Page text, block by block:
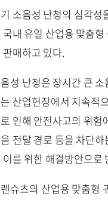
소음성 난청의 심각성
국내 유일 산업용 맞춤
판매하고 있다.
성 난청은 장시간 큰
산업현장에서 지속적
인해 안전사고의 위험
전달 경로 등을 차단
이를 위한 해결방안으로
슈츠의 산업용 맞춤형